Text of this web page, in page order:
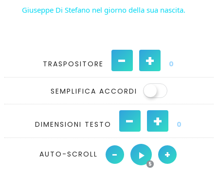
Giuseppe Di Stefano nel giorno della sua nascita.
TRASPOSITORE - + 0
SEMPLIFICA ACCORDI
DIMENSIONI TESTO - + 0
AUTO-SCROLL - +